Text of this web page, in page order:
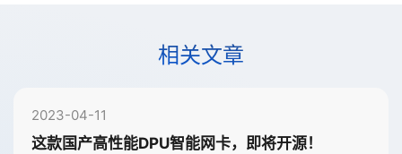
相关文章
2023-04-11
这款国产高性能DPU智能网卡，即将开源！